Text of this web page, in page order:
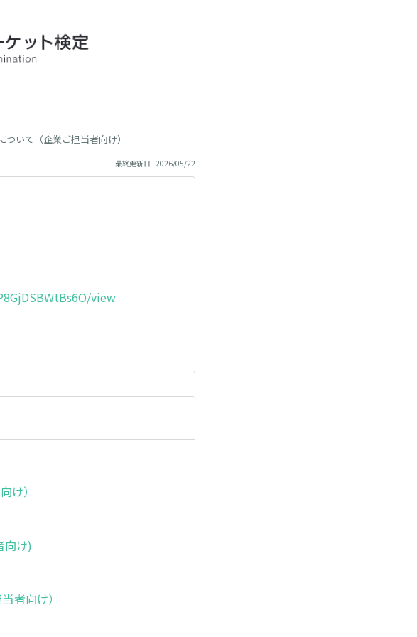
いて（企業ご担当者向け）
最終更新日 : 2026/05/22
view
け）
向け)
者向け）